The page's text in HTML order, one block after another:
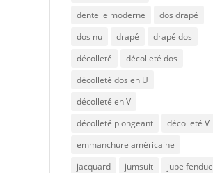
dentelle moderne
dos drapé
dos nu
drapé
drapé dos
décolleté
décolleté dos
décolleté dos en U
décolleté en V
décolleté plongeant
décolleté V
emmanchure américaine
jacquard
jumsuit
jupe fendue